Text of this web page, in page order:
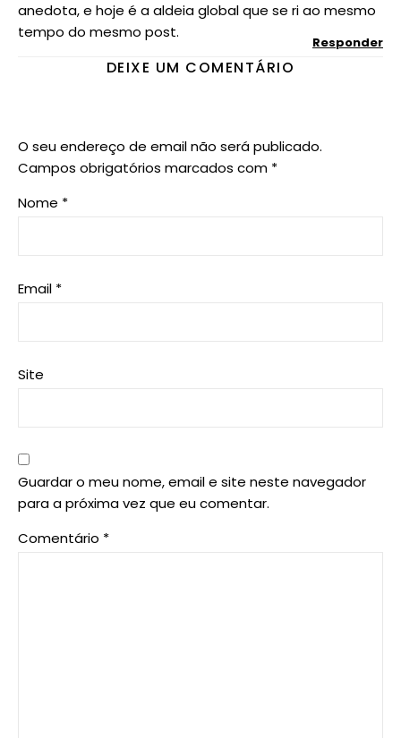
anedota, e hoje é a aldeia global que se ri ao mesmo
tempo do mesmo post.
Responder
DEIXE UM COMENTÁRIO
O seu endereço de email não será publicado.
Campos obrigatórios marcados com *
Nome *
Email *
Site
Guardar o meu nome, email e site neste navegador
para a próxima vez que eu comentar.
Comentário *